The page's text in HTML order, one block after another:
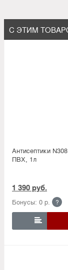
С ЭТИМ
Антисептики
ПВХ, 1л
1 390 руб.
Бонусы: 0 р. ?
